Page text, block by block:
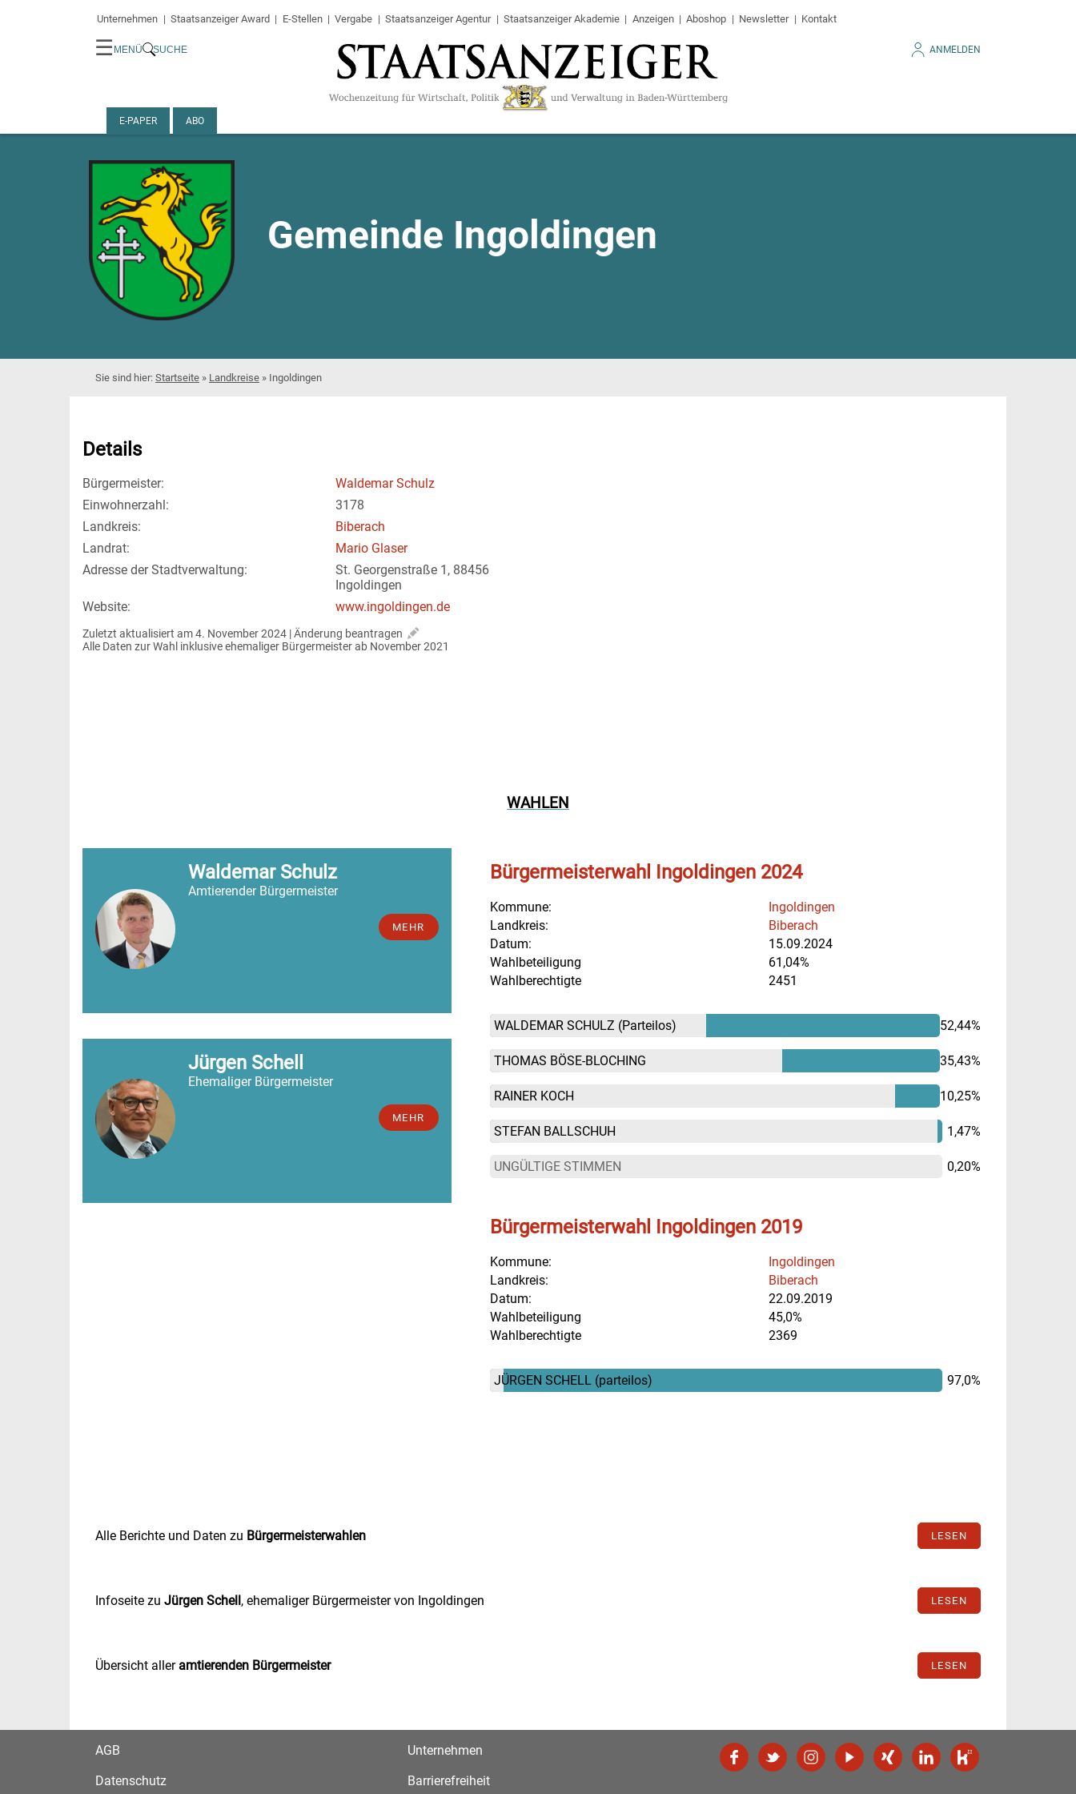
Unternehmen Staatsanzeiger Award E-Stellen Vergabe Staatsanzeiger Agentur Staatsanzeiger Akademie Anzeigen Aboshop Newsletter Kontakt
☰ MENÜ SUCHE ANMELDEN
E-PAPER ABO
Gemeinde Ingoldingen
Startseite » Landkreise » Ingoldingen
Details
Bürgermeister:
Waldemar Schulz
Einwohnerzahl:
3178
Landkreis:
Biberach
Landrat:
Mario Glaser
Adresse der Stadtverwaltung:
St. Georgenstraße 1, 88456
Ingoldingen
Website:
www.ingoldingen.de
Zuletzt aktualisiert am 4. November 2024 | Änderung beantragen
Alle Daten zur Wahl inklusive ehemaliger Bürgermeister ab November 2021
WAHLEN
Waldemar Schulz
Amtierender Bürgermeister
MEHR
Jürgen Schell
Ehemaliger Bürgermeister
MEHR
Bürgermeisterwahl Ingoldingen 2024
Kommune:
Ingoldingen
Landkreis:
Biberach
Datum:
15.09.2024
Wahlbeteiligung
61,04%
Wahlberechtigte
2451
WALDEMAR SCHULZ (Parteilos) 52,44%
THOMAS BÖSE-BLOCHING 35,43%
RAINER KOCH 10,25%
STEFAN BALLSCHUH 1,47%
UNGÜLTIGE STIMMEN 0,20%
Bürgermeisterwahl Ingoldingen 2019
Kommune:
Ingoldingen
Landkreis:
Biberach
Datum:
22.09.2019
Wahlbeteiligung
45,0%
Wahlberechtigte
2369
JÜRGEN SCHELL (parteilos) 97,0%
Alle Berichte und Daten zu Bürgermeisterwahlen LESEN
Infoseite zu Jürgen Schell, ehemaliger Bürgermeister von Ingoldingen LESEN
Übersicht aller amtierenden Bürgermeister LESEN
AGB
Datenschutz
Unternehmen
Barrierefreiheit